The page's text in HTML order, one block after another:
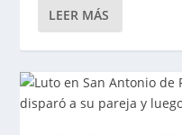
LEER MÁS